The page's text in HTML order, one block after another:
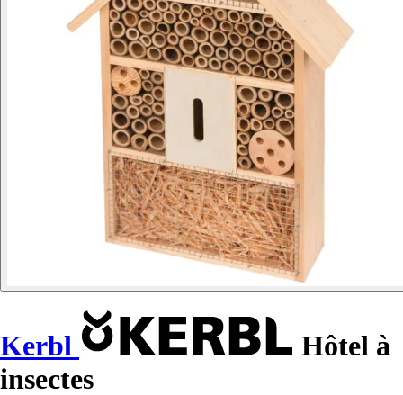
Kerbl
Hôtel à
insectes